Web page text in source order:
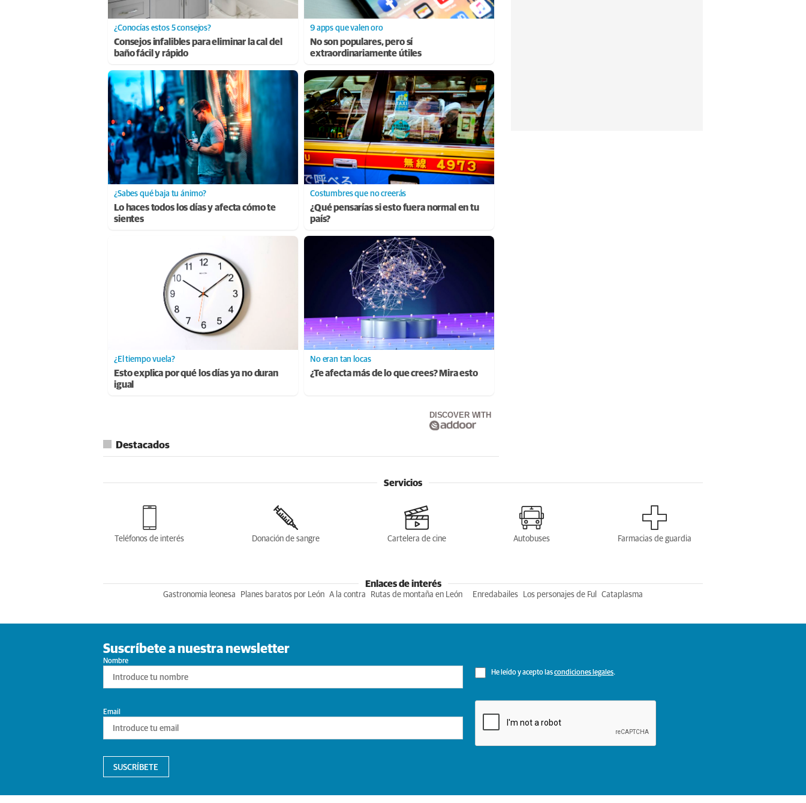
¿Conocías estos 5 consejos?
Consejos infalibles para eliminar la cal del
baño fácil y rápido
9 apps que valen oro
No son populares, pero sí
extraordinariamente útiles
¿Sabes qué baja tu ánimo?
Lo haces todos los días y afecta cómo te
sientes
Costumbres que no creerás
¿Qué pensarías si esto fuera normal en tu
país?
¿El tiempo vuela?
Esto explica por qué los días ya no duran
igual
No eran tan locas
¿Te afecta más de lo que crees? Mira esto
DISCOVER WITH
Destacados
Servicios
Teléfonos de interés Donación de sangre Cartelera de cine Autobuses Farmacias de guardia
Enlaces de interés
Gastronomia leonesa Planes baratos por León A la contra Rutas de montaña en León Enredabailes Los personajes de Ful Cataplasma
Suscríbete a nuestra newsletter
Nombre
He leído y acepto lascondiciones legales.
Email
SUSCRÍBETE